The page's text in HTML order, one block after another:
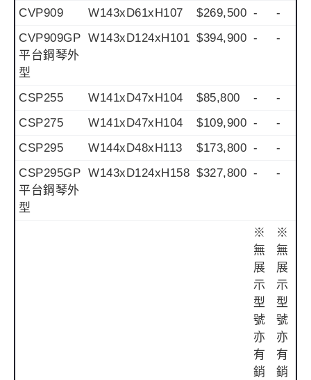
CVP909
W143xD61xH107 $269,500 -
-
CVP909GP
平台鋼琴外
型
W143xD124xH101 $394,900 - -
CSP255 W141xD47xH104 $85,800 -
-
CSP275
W141xD47xH104 $109,900 -
-
CSP295
W144xD48xH113 $173,800 -
-
CSP295GP
平台鋼琴外
型
W143xD124xH158 $327,800 - -
※
無
展
示
型
號
亦
有
銷
※
無
展
示
型
號
亦
有
銷